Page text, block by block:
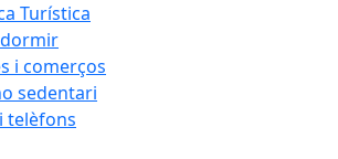
Turística
i comerços
sedentari
telèfons